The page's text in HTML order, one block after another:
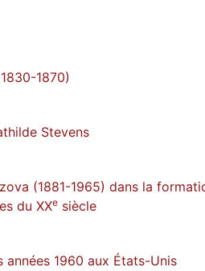
1870)
Stevens
(1881-1965) dans la
du XXe siècle
années 1960 aux États-Unis